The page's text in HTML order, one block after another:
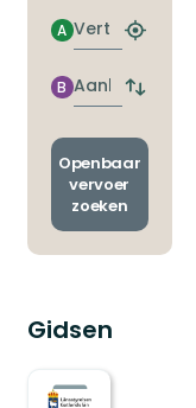
Vertrek
A
Zoek
halte
Aankomst
B
Wissel
en
Openbaar
vervoer
zoeken
Gidsen